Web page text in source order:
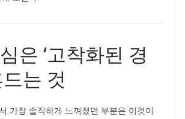
은 ‘고착화된 경
는 것
가장 솔직하게 느껴졌던 부분은 이것이